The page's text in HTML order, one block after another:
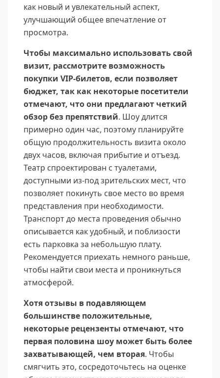
как новый и увлекательный аспект,
улучшающий общее впечатление от
просмотра.
Чтобы максимально использовать свой
визит, рассмотрите возможность
покупки VIP-билетов, если позволяет
бюджет, так как некоторые посетители
отмечают, что они предлагают четкий
обзор без препятствий. Шоу длится
примерно один час, поэтому планируйте
общую продолжительность визита около
двух часов, включая прибытие и отъезд.
Театр спроектирован с туалетами,
доступными из-под зрительских мест, что
позволяет покинуть свое место во время
представления при необходимости.
Транспорт до места проведения обычно
описывается как удобный, и поблизости
есть парковка за небольшую плату.
Рекомендуется приехать немного раньше,
чтобы найти свои места и проникнуться
атмосферой.
Хотя отзывы в подавляющем
большинстве положительные,
некоторые рецензенты отмечают, что
первая половина шоу может быть более
захватывающей, чем вторая. Чтобы
смягчить это, сосредоточьтесь на оценке